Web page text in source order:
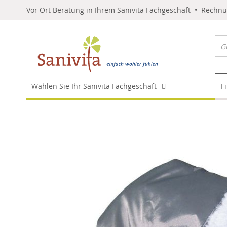
Vor Ort Beratung in Ihrem Sanivita Fachgeschäft •
Wählen Sie Ihr Sanivita Fachgeschäft